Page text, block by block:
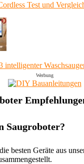
Test und
intelligenter
Werbung
Saugroboter?
besten Geräte aus